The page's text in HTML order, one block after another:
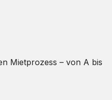
Mietprozess – von A bis